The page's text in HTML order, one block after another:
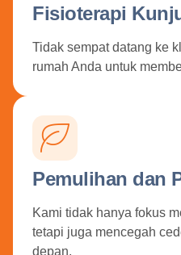
Fisioterapi
Tidak sempat datang ke
rumah Anda untuk
Pemulihan dan
Kami tidak hanya fokus
tetapi juga mencegah
depan.